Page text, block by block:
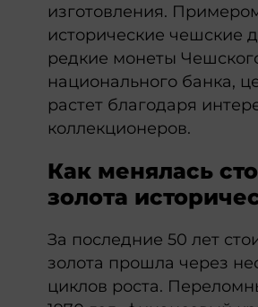
изготовления.
исторические чешские
редкие монеты
национального банка,
растет благодаря
коллекционеров.
Как менялась
золота
За последние 50 лет
золота прошла через
циклов роста.